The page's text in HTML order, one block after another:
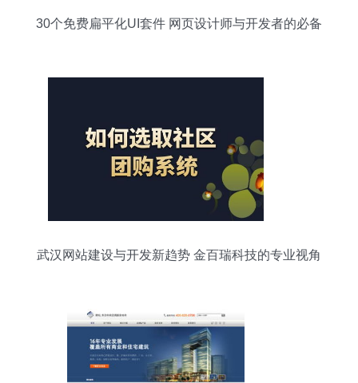
30个免费扁平化UI套件 网页设计师与开发者的必备
武汉网站建设与开发新趋势 金百瑞科技的专业视角